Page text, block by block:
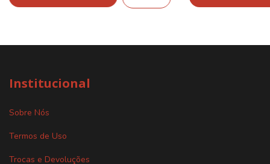
Institucional
Sobre Nós
Termos de Uso
Trocas e Devoluções